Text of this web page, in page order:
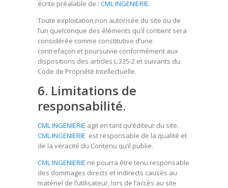
écrite préalable de : CML INGENIERIE.
Toute exploitation non autorisée du site ou de
l’un quelconque des éléments qu’il contient sera
considérée comme constitutive d’une
contrefaçon et poursuivie conformément aux
dispositions des articles L.335-2 et suivants du
Code de Propriété Intellectuelle.
6. Limitations de
responsabilité.
CML INGENIERIE agit en tant qu’éditeur du site.
CML INGENIERIE est responsable de la qualité et
de la véracité du Contenu qu’il publie.
CML INGENIERIE ne pourra être tenu responsable
des dommages directs et indirects causés au
matériel de l’utilisateur, lors de l’accès au site